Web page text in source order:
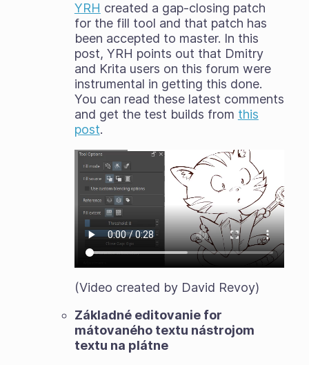
YRH created a gap-closing patch
for the fill tool and that patch has
been accepted to master. In this
post, YRH points out that Dmitry
and Krita users on this forum were
instrumental in getting this done.
You can read these latest comments
and get the test builds from this
post.
(Video created by David Revoy)
Základné editovanie for
mátovaného textu nástrojom
textu na plátne